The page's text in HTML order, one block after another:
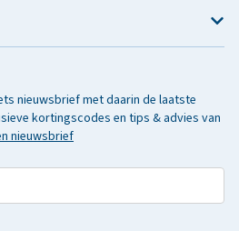
nieuwsbrief met daarin de laatste
kortingscodes en tips & advies van
nieuwsbrief